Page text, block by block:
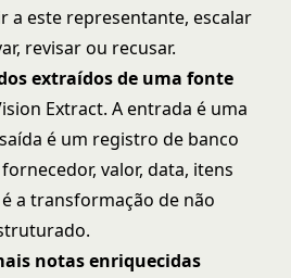
a este representante, escalar
revisar ou recusar.
extraídos de uma fonte
Extract. A entrada é uma
é um registro de banco
valor, data, itens
a transformação de não
notas enriquecidas